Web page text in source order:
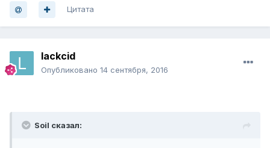
Цитата
lackcid
Опубликовано 14 сентября, 2016
Soil сказал: